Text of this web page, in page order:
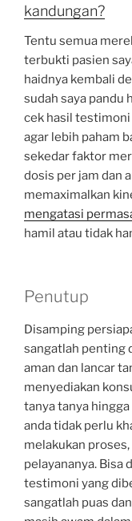
kandungan?
Tentu semua
terbukti pasien
haidnya kembali
sudah saya pandu
cek hasil testimoni
agar lebih paham
sekedar faktor
dosis per jam dan
memaximalkan
mengatasi
hamil atau tidak
Penutup
Disamping
sangatlah penting
aman dan lancar
menyediakan
tanya tanya
anda tidak perlu
melakukan
pelayananya. Bisa
testimoni yang
sangatlah puas